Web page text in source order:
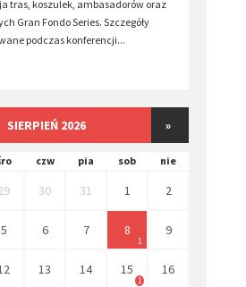
tras, koszulek, ambasadorów oraz
Gran Fondo Series. Szczegóły
podczas konferencji...
SIERPIEŃ 2026 »
czw pia sob nie
30 31 1 2
5 6 7 8
1
9
13 14 15
1
16